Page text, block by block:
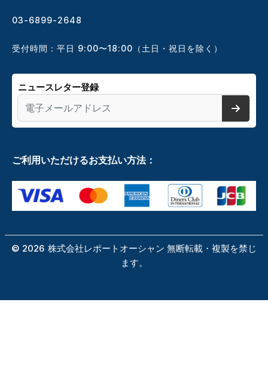
03-6899-2648
受付時間：平日 9:00〜18:00（土日・祝日を除く）
ニュースレター登録
ご利用いただけるお支払い方法：
© 2026 株式会社レポートオーシャン 無断転載・複製を禁じ
ます。